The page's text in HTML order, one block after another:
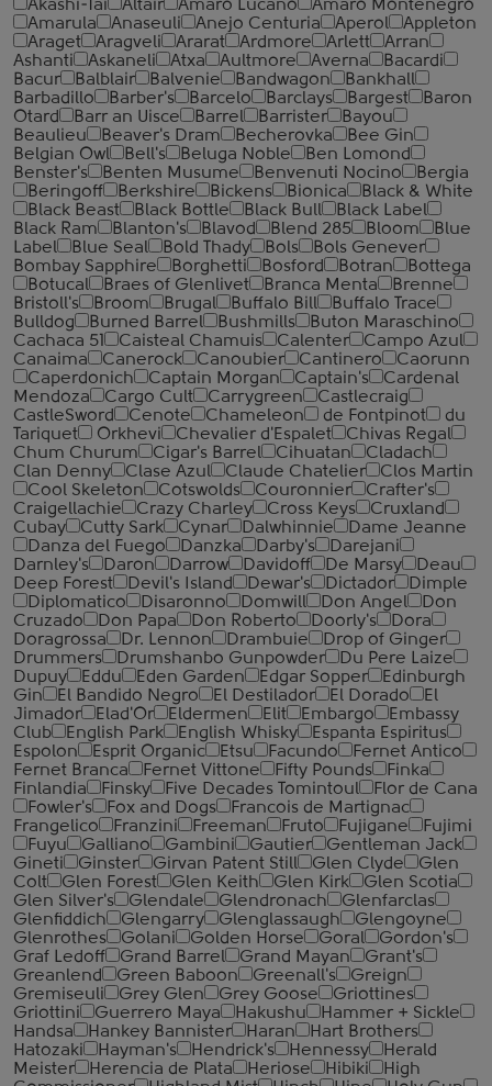
Akashi-Tai
Altair Amaro Lucano
Amaro Montenegro
Amarula
Anaseuli Anejo Centuria Aperol
Appleton
Araget
Aragveli Ararat Ardmore Arlett
Arran
Ashanti
Askaneli Atxa Aultmore Averna
Bacardi
Bacur
Balblair Balvenie Bandwagon
Bankhall
Barbadillo
Barber's Barcelo Barclays Bargest
Baron
Otard
Barr an Uisce Barrel Barrister
Bayou
Beaulieu
Beaver's Dram Becherovka
Bee Gin
Belgian Owl
Bell's Beluga Noble
Ben Lomond
Benster's
Benten Musume Benvenuti Nocino
Bergia
Beringoff
Berkshire Bickens Bionica
Black & White
Black Beast
Black Bottle Black Bull
Black Label
Black Ram
Blanton's Blavod Blend 285 Bloom
Blue
Label
Blue Seal Bold Thady Bols
Bols Genever
Bombay Sapphire
Borghetti Bosford Botran
Bottega
Botucal
Braes of Glenlivet Branca Menta
Brenne
Bristoll's
Broom Brugal Buffalo Bill
Buffalo Trace
Bulldog
Burned Barrel Bushmills
Buton Maraschino
Cachaca 51
Caisteal Chamuis Calenter
Campo Azul
Canaima
Canerock Canoubier Cantinero
Caorunn
Caperdonich
Captain Morgan Captain's
Cardenal
Mendoza
Cargo Cult Carrygreen
Castlecraig
CastleSword
Cenote Chameleon de Fontpinot
du
Tariquet
Orkhevi Chevalier d'Espalet
Chivas Regal
Chum Churum
Cigar's Barrel Cihuatan
Cladach
Clan Denny
Clase Azul Claude Chatelier
Clos Martin
Cool Skeleton
Cotswolds Couronnier
Crafter's
Craigellachie
Crazy Charley Cross Keys
Cruxland
Cubay
Cutty Sark Cynar Dalwhinnie
Dame Jeanne
Danza del Fuego
Danzka Darby's
Darejani
Darnley's
Daron Darrow Davidoff De Marsy
Deau
Deep Forest
Devil's Island Dewar's Dictador
Dimple
Diplomatico
Disaronno Domwill Don Angel
Don
Cruzado
Don Papa Don Roberto Doorly's
Dora
Doragrossa
Dr. Lennon Drambuie
Drop of Ginger
Drummers
Drumshanbo Gunpowder
Du Pere Laize
Dupuy
Eddu Eden Garden Edgar Sopper
Edinburgh
Gin
El Bandido Negro El Destilador El Dorado
El
Jimador
Elad'Or Eldermen Elit Embargo
Embassy
Club
English Park English Whisky
Espanta Espiritus
Espolon
Esprit Organic Etsu Facundo
Fernet Antico
Fernet Branca
Fernet Vittone Fifty Pounds
Finka
Finlandia
Finsky Five Decades Tomintoul
Flor de Cana
Fowler's
Fox and Dogs
Francois de Martignac
Frangelico
Franzini Freeman Fruto Fujigane
Fujimi
Fuyu
Galliano Gambini Gautier
Gentleman Jack
Gineti
Ginster Girvan Patent Still Glen Clyde
Glen
Colt
Glen Forest Glen Keith Glen Kirk
Glen Scotia
Glen Silver's
Glendale Glendronach
Glenfarclas
Glenfiddich
Glengarry Glenglassaugh
Glengoyne
Glenrothes
Golani Golden Horse Goral
Gordon's
Graf Ledoff
Grand Barrel Grand Mayan
Grant's
Greanlend
Green Baboon Greenall's
Greign
Gremiseuli
Grey Glen Grey Goose
Griottines
Griottini
Guerrero Maya Hakushu
Hammer + Sickle
Handsa
Hankey Bannister Haran
Hart Brothers
Hatozaki
Hayman's Hendrick's Hennessy
Herald
Meister
Herencia de Plata Heriose Hibiki
High